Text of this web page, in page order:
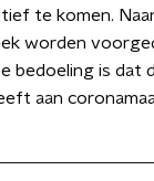
te komen.
worden
bedoeling is dat
aan